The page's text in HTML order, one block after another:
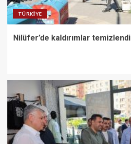
TÜRKIYE
Nilüfer’de kaldırımlar temizlendi